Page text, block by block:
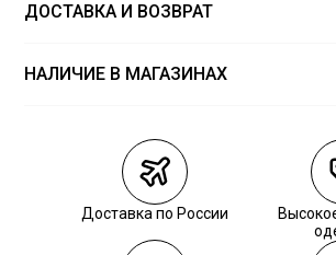
ДОСТАВКА И ВОЗВРАТ
Курьерская доставка СДЭК
Самовывоз из пункта выдачи СДЭК
Самовывоз из наших магазинов
НАЛИЧИЕ В МАГАЗИНАХ
Доставка по России